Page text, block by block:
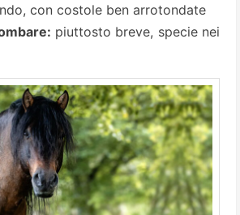
con costole ben arrotondate
piuttosto breve, specie nei